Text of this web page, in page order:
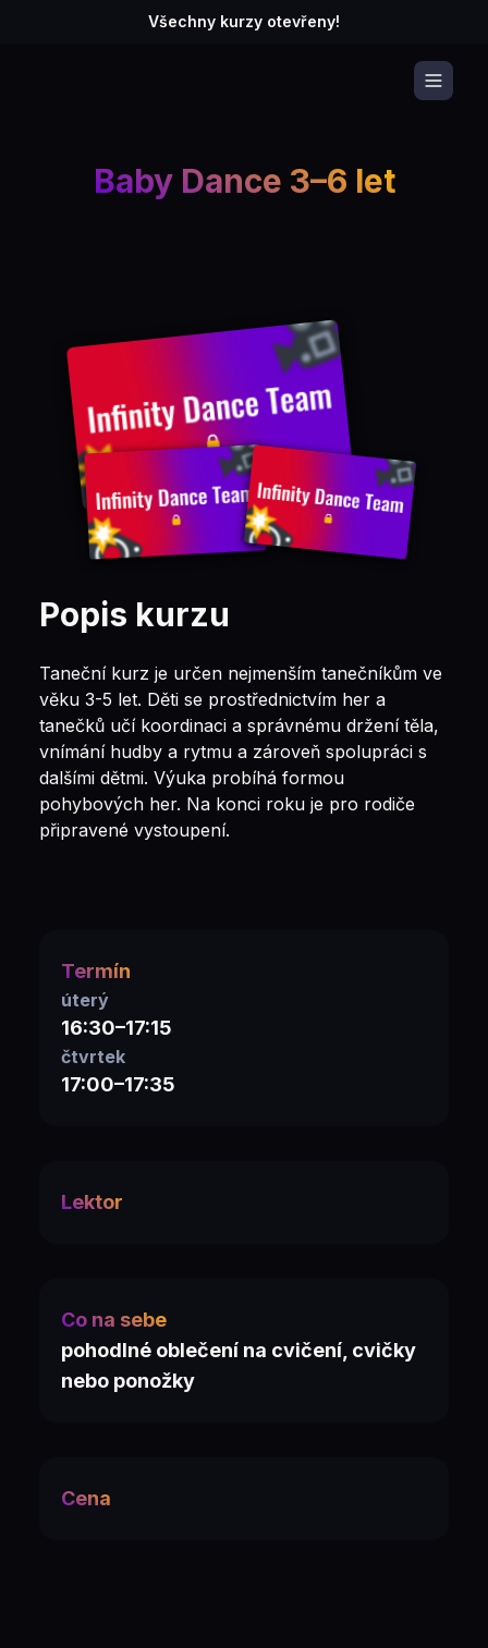
Všechny kurzy otevřeny!
Baby Dance 3–6 let
Popis kurzu
Taneční kurz je určen nejmenším tanečníkům ve
věku 3-5 let. Děti se prostřednictvím her a
tanečků učí koordinaci a správnému držení těla,
vnímání hudby a rytmu a zároveň spolupráci s
dalšími dětmi. Výuka probíhá formou
pohybových her. Na konci roku je pro rodiče
připravené vystoupení.
Termín
úterý
16:30–17:15
čtvrtek
17:00–17:35
Lektor
Co na sebe
pohodlné oblečení na cvičení, cvičky
nebo ponožky
Cena